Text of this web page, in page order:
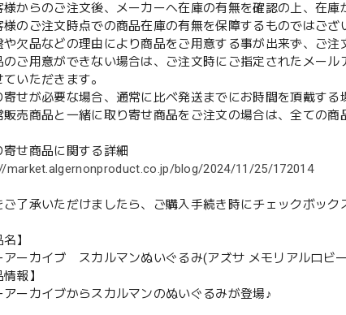
様からのご注文後、メーカーへ在庫の有無を確認の上、在
様のご注文時点での商品在庫の有無を保障するものではござ
や欠品などの理由により商品をご用意する事が出来ず、ご
ご用意ができない場合は、ご注文時にご指定されたメー
ていただきます。
寄せが必要な場合、通常に比べ発送までにお時間を頂戴する
販売商品と一緒に取り寄せ商品をご注文の場合は、全ての商
せ商品に関する詳細
market.algernonproduct.co.jp/blog/2024/11/25/172014
ご了承いただけましたら、ご購入手続き時にチェックボック
】
アーカイブ スカルマンぬいぐるみ(アズサ メモリアルロビ
情報】
アーカイブからスカルマンのぬいぐるみが登場♪